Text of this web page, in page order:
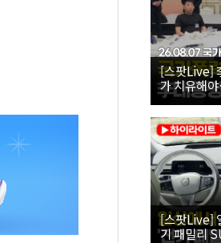
[스팟Live]
가 치유해
26.08.07
[스팟Live]
기 패밀리